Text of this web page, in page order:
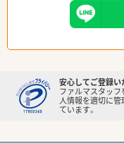
安心してご登録い
ファルマスタッフ
人情報を適切に
ています。